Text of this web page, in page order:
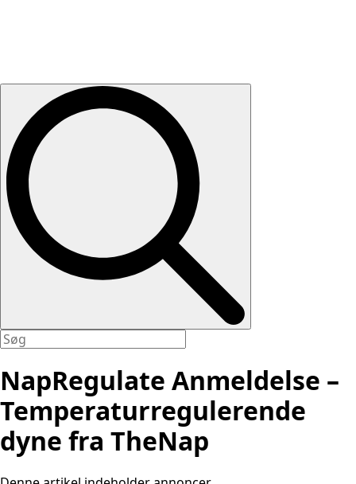
NapRegulate Anmeldelse –
Temperaturregulerende
dyne fra TheNap